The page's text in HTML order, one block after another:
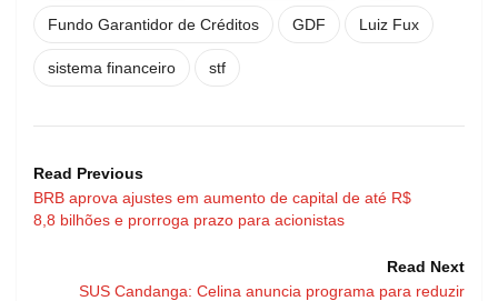
Fundo Garantidor de Créditos GDF Luiz Fux
sistema financeiro stf
Read Previous
BRB aprova ajustes em aumento de capital de até R$
8,8 bilhões e prorroga prazo para acionistas
Read Next
SUS Candanga: Celina anuncia programa para reduzir